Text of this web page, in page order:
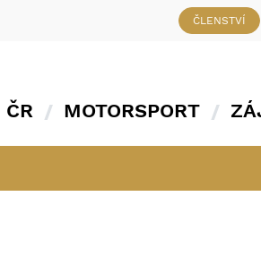
ČLENSTVÍ
ČR MOTORSPORT